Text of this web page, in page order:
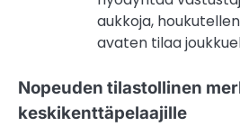
aukkoja,
avaten tilaa
Nopeuden tilastollinen
keskikenttäpelaajille